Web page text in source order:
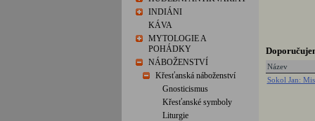
INDIÁNI
KÁVA
MYTOLOGIE A
POHÁDKY
NÁBOŽENSTVÍ
Křesťanská náboženství
Gnosticismus
Křesťanské symboly
Liturgie
Název
Sokol Jan: